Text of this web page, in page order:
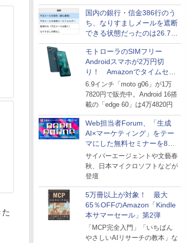
価格リストが公開中
国内の銀行・信金386行のう
ち、なりすましメールを遮断
できる状態だったのは26.7％
にとどまる～GMOブランド
セキュリティ調査
モトローラのSIMフリー
Androidスマホが2万円切
り！ Amazonでタイムセー
ル
6.9インチ「moto g06」が1万
7820円で販売中。Android 16搭
載の「edge 60」は4万4820円
Web担当者Forum、「生成
AI×マーケティング」をテー
マにした無料セミナーを8月
27日にオンライン開催
サイバーエージェントや文藝春
秋、日本マイクロソフトなどが
登壇
5万冊以上が対象！ 最大
65％OFFのAmazon「Kindle
本サマーセール」第2弾
「MCP完全入門」「いちばん
やさしいAIリサーチの教本」な